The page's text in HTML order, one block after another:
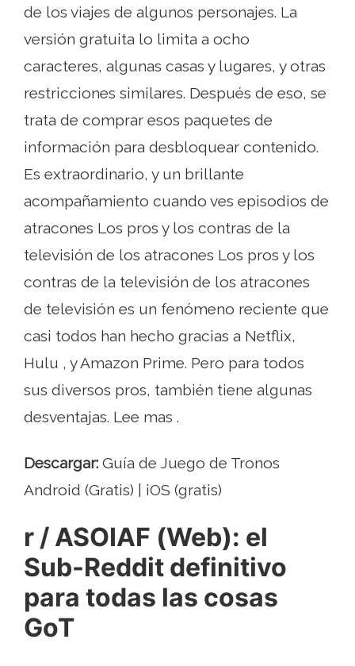
de los viajes de algunos personajes. La
versión gratuita lo limita a ocho
caracteres, algunas casas y lugares, y otras
restricciones similares. Después de eso, se
trata de comprar esos paquetes de
información para desbloquear contenido.
Es extraordinario, y un brillante
acompañamiento cuando ves episodios de
atracones Los pros y los contras de la
televisión de los atracones Los pros y los
contras de la televisión de los atracones
de televisión es un fenómeno reciente que
casi todos han hecho gracias a Netflix,
Hulu , y Amazon Prime. Pero para todos
sus diversos pros, también tiene algunas
desventajas. Lee mas .
Descargar: Guía de Juego de Tronos
Android (Gratis) | iOS (gratis)
r / ASOIAF (Web): el
Sub-Reddit definitivo
para todas las cosas
GoT